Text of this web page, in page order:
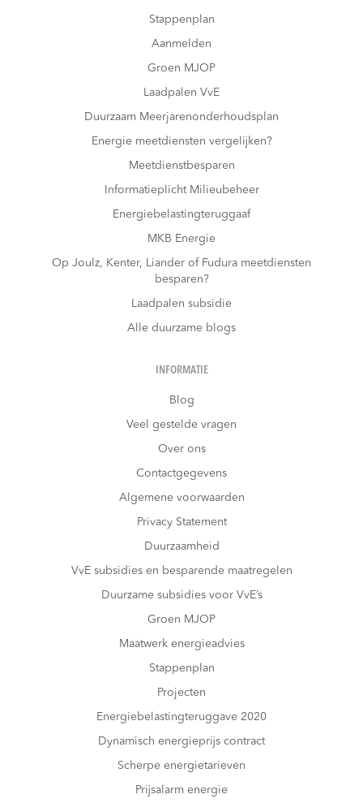
Stappenplan
Aanmelden
Groen MJOP
Laadpalen VvE
Duurzaam Meerjarenonderhoudsplan
Energie meetdiensten vergelijken?
Meetdienstbesparen
Informatieplicht Milieubeheer
Energiebelastingteruggaaf
MKB Energie
Op Joulz, Kenter, Liander of Fudura meetdiensten
besparen?
Laadpalen subsidie
Alle duurzame blogs
INFORMATIE
Blog
Veel gestelde vragen
Over ons
Contactgegevens
Algemene voorwaarden
Privacy Statement
Duurzaamheid
VvE subsidies en besparende maatregelen
Duurzame subsidies voor VvE’s
Groen MJOP
Maatwerk energieadvies
Stappenplan
Projecten
Energiebelastingteruggave 2020
Dynamisch energieprijs contract
Scherpe energietarieven
Prijsalarm energie